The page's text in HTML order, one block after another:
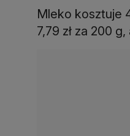
Mleko kosztuje
7,79 zł za 200